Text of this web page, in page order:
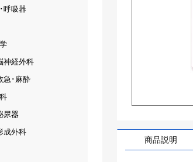
商品説明
呼吸器
神経外科
急･麻酔
尿器
成外科